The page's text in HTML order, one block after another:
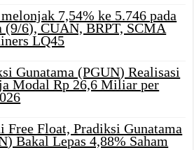
7,54% ke 5.746 pada
(9/6), CUAN, BRPT, SCMA
LQ45
Gunatama (PGUN) Realisasi
Modal Rp 26,6 Miliar per
Free Float, Pradiksi Gunatama
Bakal Lepas 4,88% Saham